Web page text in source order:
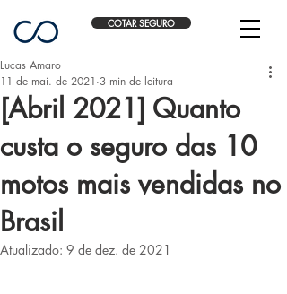
COTAR SEGURO
[Abril 2021] Quanto
custa o seguro das 10
motos mais vendidas no
Brasil
Lucas Amaro
11 de mai. de 2021 3 min de leitura
Atualizado: 9 de dez. de 2021